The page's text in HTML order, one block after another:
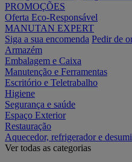
PROMOÇÕES
Oferta Eco-Responsável
MANUTAN EXPERT
Siga a sua encomenda Pedir de
Armazém
Embalagem e Caixa
Manutenção e Ferramentas
Escritório e Teletrabalho
Higiene
Segurança e saúde
Espaço Exterior
Restauração
Aquecedor, refrigerador e
Ver todas as categorias